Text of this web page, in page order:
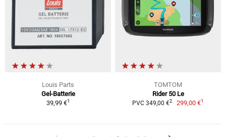
Louis Parts
Gel-Batterie
39,99 €1
TOMTOM
Rider 50 Le
PVC 349,00 €2 299,00 €1